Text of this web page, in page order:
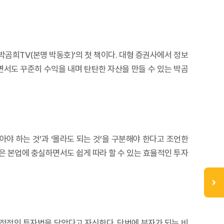
곰희TV(본명 박동호)’의 첫 책이다. 대형 증권사에서 정보
도 꾸준히 수익을 내며 탄탄한 자산을 만들 수 있는 박곰
하는 것’과 ‘몰라도 되는 것’을 구분해야 한다고 조언한
본업에 충실하면서도 쉽게 따라 할 수 있는 효율적인 투자